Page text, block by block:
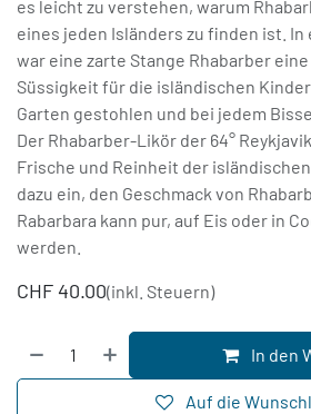
es leicht zu verstehen, warum
eines jeden Isländers zu finden ist.
war eine zarte Stange Rhabarber
Süssigkeit für die isländischen
Garten gestohlen und bei jedem
Der Rhabarber-Likör der 64°
Frische und Reinheit der
dazu ein, den Geschmack von
Rabarbara kann pur, auf Eis oder in
werden.
CHF 40.00(inkl. Steuern)
In den
Auf die